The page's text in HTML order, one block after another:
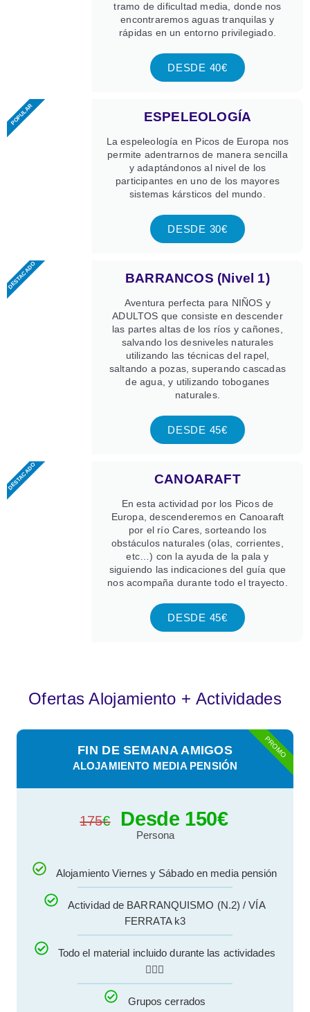
tramo de dificultad media, donde nos
encontraremos aguas tranquilas y
rápidas en un entorno privilegiado.
DESDE 40€
ESPELEOLOGÍA
La espeleología en Picos de Europa nos
permite adentrarnos de manera sencilla
y adaptándonos al nivel de los
participantes en uno de los mayores
sistemas kársticos del mundo.
DESDE 30€
POPULAR
BARRANCOS (Nivel 1)
Aventura perfecta para NIÑOS y
ADULTOS que consiste en descender
las partes altas de los ríos y cañones,
salvando los desniveles naturales
utilizando las técnicas del rapel,
saltando a pozas, superando cascadas
de agua, y utilizando toboganes
naturales.
DESDE 45€
DESTACADO
CANOARAFT
En esta actividad por los Picos de
Europa, descenderemos en Canoaraft
por el río Cares, sorteando los
obstáculos naturales (olas, corrientes,
etc…) con la ayuda de la pala y
siguiendo las indicaciones del guía que
nos acompaña durante todo el trayecto.
DESDE 45€
DESTACADO
Ofertas Alojamiento + Actividades
FIN DE SEMANA AMIGOS
ALOJAMIENTO MEDIA PENSIÓN
175€ Desde 150€
Persona
Alojamiento Viernes y Sábado en media pensión
Actividad de BARRANQUISMO (N.2) / VÍA
FERRATA k3
Todo el material incluido durante las actividades
🧗🏽‍♂️
Grupos cerrados
PROMO